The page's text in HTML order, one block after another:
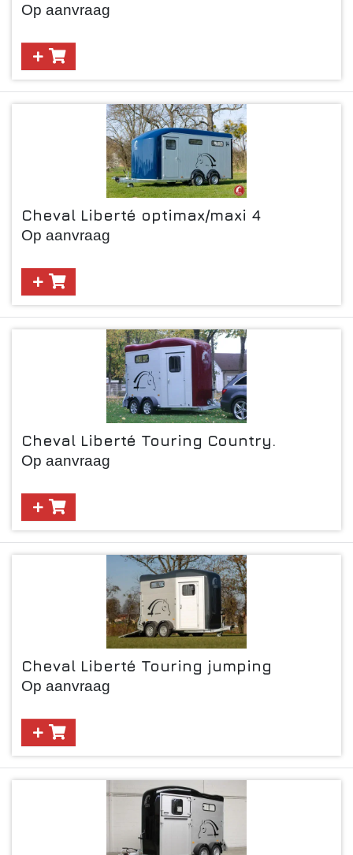
Op aanvraag
Cheval Liberté optimax/maxi 4
Op aanvraag
Cheval Liberté Touring Country.
Op aanvraag
Cheval Liberté Touring jumping
Op aanvraag